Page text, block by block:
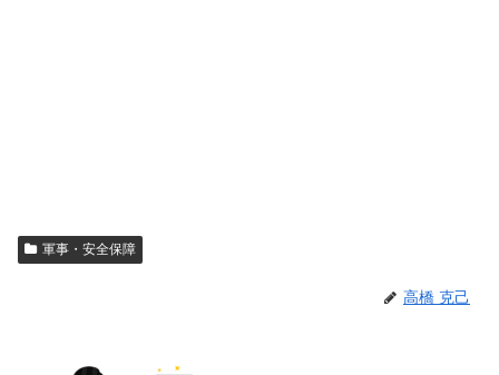
軍事・安全保障
高橋 克己